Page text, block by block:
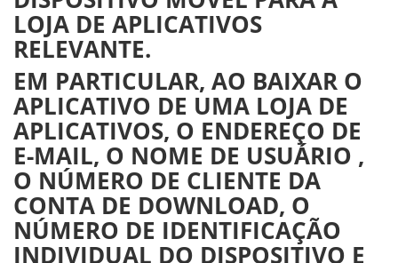
LOJA DE APLICATIVOS
RELEVANTE.
EM PARTICULAR, AO BAIXAR O
APLICATIVO DE UMA LOJA DE
APLICATIVOS, O ENDEREÇO DE
E-MAIL, O NOME DE USUÁRIO ,
O NÚMERO DE CLIENTE DA
CONTA DE DOWNLOAD, O
NÚMERO DE IDENTIFICAÇÃO
INDIVIDUAL DO DISPOSITIVO E